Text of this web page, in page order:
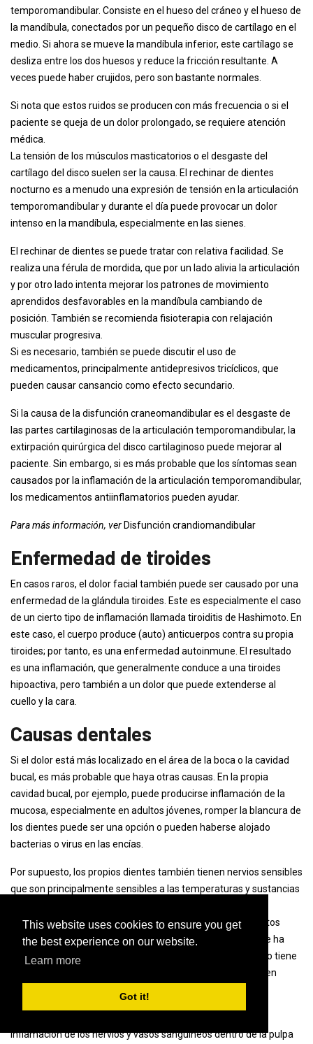
This website uses cookies to ensure you get
the best experience on our website.
Learn more
Got it!
temporomandibular. Consiste en el hueso del cráneo y el hueso de
la mandíbula, conectados por un pequeño disco de cartílago en el
medio. Si ahora se mueve la mandíbula inferior, este cartílago se
desliza entre los dos huesos y reduce la fricción resultante. A
veces puede haber crujidos, pero son bastante normales.
Si nota que estos ruidos se producen con más frecuencia o si el
paciente se queja de un dolor prolongado, se requiere atención
médica.
La tensión de los músculos masticatorios o el desgaste del
cartílago del disco suelen ser la causa. El rechinar de dientes
nocturno es a menudo una expresión de tensión en la articulación
temporomandibular y durante el día puede provocar un dolor
intenso en la mandíbula, especialmente en las sienes.
El rechinar de dientes se puede tratar con relativa facilidad. Se
realiza una férula de mordida, que por un lado alivia la articulación
y por otro lado intenta mejorar los patrones de movimiento
aprendidos desfavorables en la mandíbula cambiando de
posición. También se recomienda fisioterapia con relajación
muscular progresiva.
Si es necesario, también se puede discutir el uso de
medicamentos, principalmente antidepresivos tricíclicos, que
pueden causar cansancio como efecto secundario.
Si la causa de la disfunción craneomandibular es el desgaste de
las partes cartilaginosas de la articulación temporomandibular, la
extirpación quirúrgica del disco cartilaginoso puede mejorar al
paciente. Sin embargo, si es más probable que los síntomas sean
causados ​​por la inflamación de la articulación temporomandibular,
los medicamentos antiinflamatorios pueden ayudar.
Para más información, ver Disfunción crandiomandibular
Enfermedad de tiroides
En casos raros, el dolor facial también puede ser causado por una
enfermedad de la glándula tiroides. Este es especialmente el caso
de un cierto tipo de inflamación llamada tiroiditis de Hashimoto. En
este caso, el cuerpo produce (auto) anticuerpos contra su propia
tiroides; por tanto, es una enfermedad autoinmune. El resultado
es una inflamación, que generalmente conduce a una tiroides
hipoactiva, pero también a un dolor que puede extenderse al
cuello y la cara.
Causas dentales
Si el dolor está más localizado en el área de la boca o la cavidad
bucal, es más probable que haya otras causas. En la propia
cavidad bucal, por ejemplo, puede producirse inflamación de la
mucosa, especialmente en adultos jóvenes, romper la blancura de
los dientes puede ser una opción o pueden haberse alojado
bacterias o virus en las encías.
Por supuesto, los propios dientes también tienen nervios sensibles
que son principalmente sensibles a las temperaturas y sustancias
Los dientes normales y sanos son capaces de aguantar estos
estímulos sin ningún problema, pero la caries dental solo se ha
manifestado y la dentina yace (
) libre, el nervio ya no tiene
una cubierta protectora y transmite el estímulo al cerebro en
inflamación de los nervios y vasos sanguíneos dentro de la pulpa